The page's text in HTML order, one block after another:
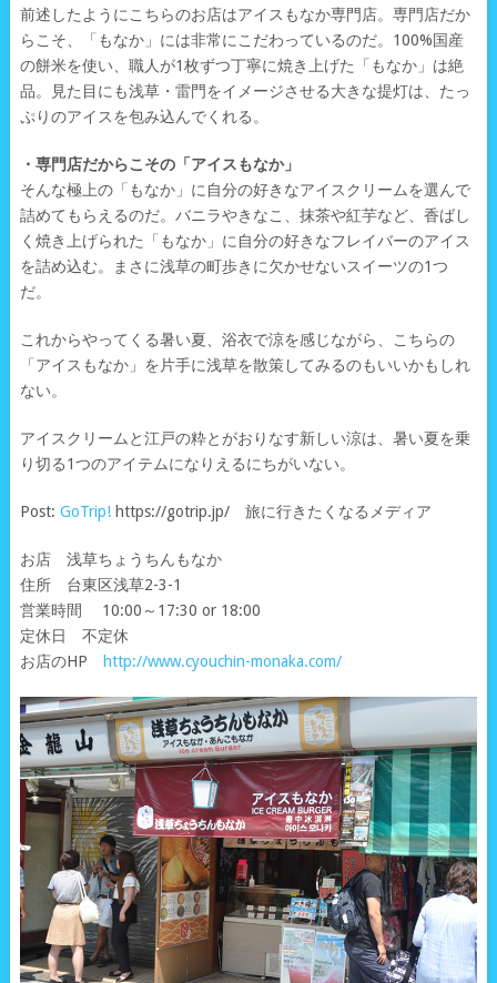
前述したようにこちらのお店はアイスもなか専門店。専門店だか
らこそ、「もなか」には非常にこだわっているのだ。100%国産
の餅米を使い、職人が1枚ずつ丁寧に焼き上げた「もなか」は絶
品。見た目にも浅草・雷門をイメージさせる大きな提灯は、たっ
ぷりのアイスを包み込んでくれる。
・専門店だからこその「アイスもなか」
そんな極上の「もなか」に自分の好きなアイスクリームを選んで
詰めてもらえるのだ。バニラやきなこ、抹茶や紅芋など、香ばし
く焼き上げられた「もなか」に自分の好きなフレイバーのアイス
を詰め込む。まさに浅草の町歩きに欠かせないスイーツの1つ
だ。
これからやってくる暑い夏、浴衣で涼を感じながら、こちらの
「アイスもなか」を片手に浅草を散策してみるのもいいかもしれ
ない。
アイスクリームと江戸の粋とがおりなす新しい涼は、暑い夏を乗
り切る1つのアイテムになりえるにちがいない。
Post: GoTrip!https://gotrip.jp/ 旅に行きたくなるメディア
お店 浅草ちょうちんもなか
住所 台東区浅草2-3-1
営業時間 10:00～17:30 or 18:00
定休日 不定休
お店のHP
http://www.cyouchin-monaka.com/